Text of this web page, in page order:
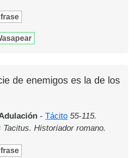
de enemigos es la de los
-Tácito 55-115.
Historiador romano.